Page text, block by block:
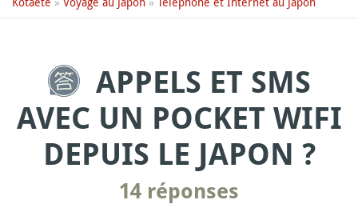
APPELS ET SMS
AVEC UN POCKET WIFI
DEPUIS LE JAPON ?
14 réponses